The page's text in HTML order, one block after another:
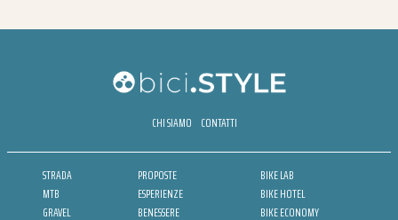
CHI SIAMO CONTATTI
STRADA
MTB
GRAVEL
PROPOSTE
ESPERIENZE
BENESSERE
BIKE LAB
BIKE HOTEL
BIKE ECONOMY